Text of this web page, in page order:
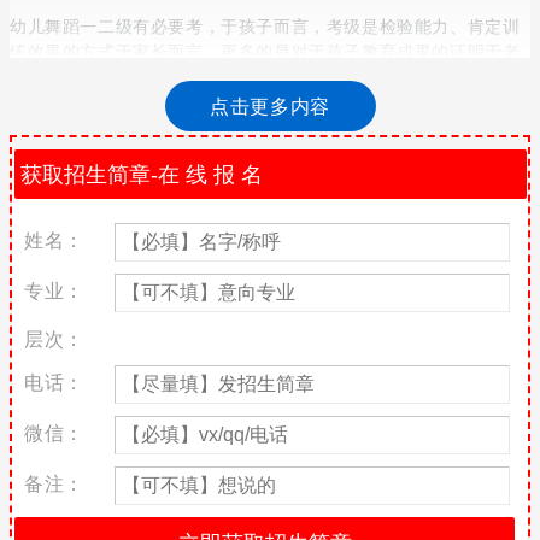
幼儿舞蹈一二级有必要考，于孩子而言，考级是检验能力、肯定训
师而言，则是老师教学的一种验收!
幼儿舞蹈考级的作用
通过考级、考牌、测评达到国际舞金星二级、金星三级、中国舞、
音乐、美术七级以上水平的考生，既有机会低于非艺考生200-300
的分数线，并且考级证书还作为一种入学参考2017年全国各大名校
纷纷出台新政策报考其院校的艺术类考生，必须具备特长项目社会
最高级别测评证书方可报名。
5—7周岁的时候,属于学舞蹈的初期时段,不要过分地让孩子做劈
腿、下弯腰等高难度的动作。采用积极鼓励的方式,让他们对着镜子
看着自己做动作,培养孩子对舞蹈的兴趣。
幼儿舞蹈考级需要注意什么
一、考级教师要求
1.教师必须参加中国舞蹈家协会的教师培训班，并取得相应的教师
证书。
点击更多内容
姓名：
专业：
层次：
电话：
微信：
备注：